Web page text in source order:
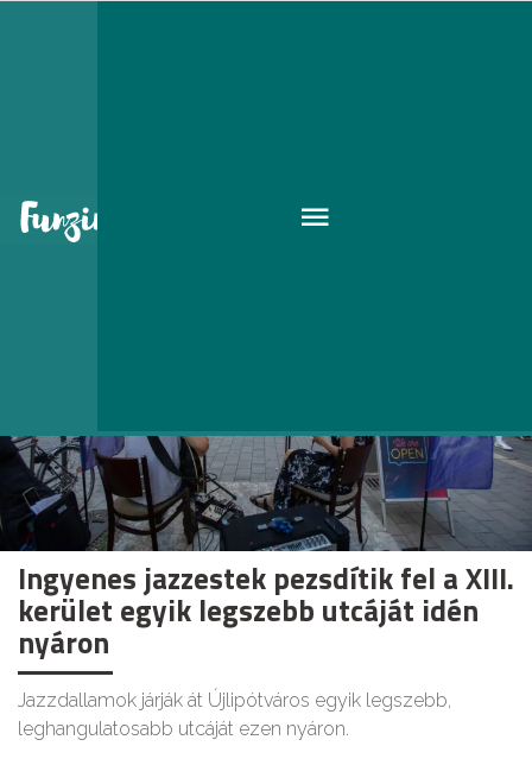
GOODAPEST
Ingyenes jazzestek pezsdítik fel a XIII.
kerület egyik legszebb utcáját idén
nyáron
Jazzdallamok járják át Újlipótváros egyik legszebb,
leghangulatosabb utcáját ezen nyáron.